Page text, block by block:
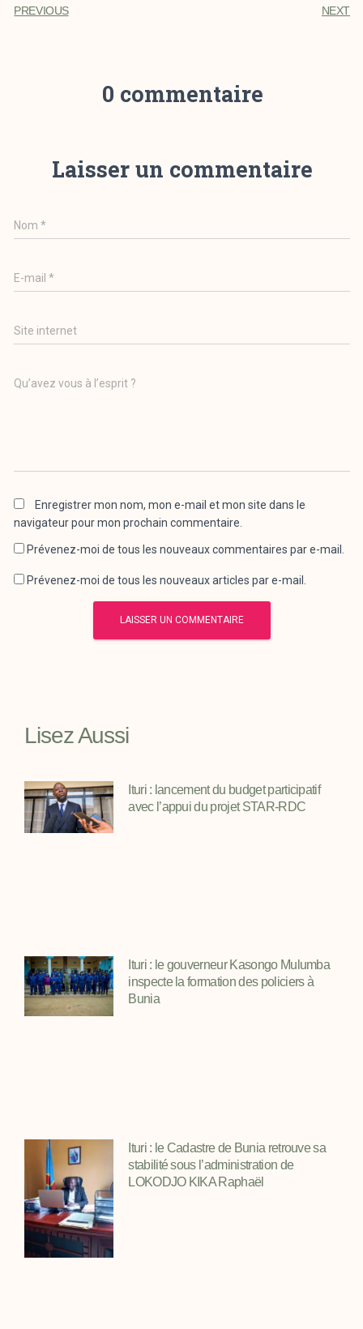
PREVIOUS NEXT
0 commentaire
Laisser un commentaire
Nom*
E-mail*
Site internet
Qu’avez vous à l’esprit ?
Enregistrer mon nom, mon e-mail et mon site dans le
navigateur pour mon prochain commentaire.
Prévenez-moi de tous les nouveaux commentaires par e-mail.
Prévenez-moi de tous les nouveaux articles par e-mail.
Lisez Aussi
Ituri : lancement du budget participatif
avec l’appui du projet STAR-RDC
Ituri : le gouverneur Kasongo Mulumba
inspecte la formation des policiers à
Bunia
Ituri : le Cadastre de Bunia retrouve sa
stabilité sous l’administration de
LOKODJO KIKA Raphaël